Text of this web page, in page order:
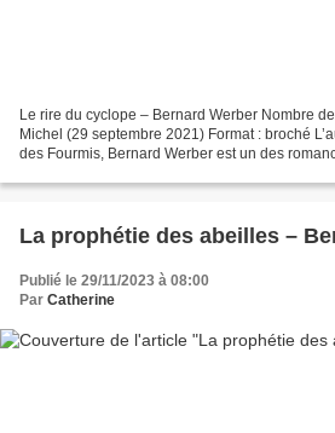
Le rire du cyclope – Bernard Werber Nombre
Michel (29 septembre 2021) Format : broché
des Fourmis, Bernard Werber est un des
La prophétie des abeilles –
Publié le 29/11/2023 à 08:00
Par Catherine